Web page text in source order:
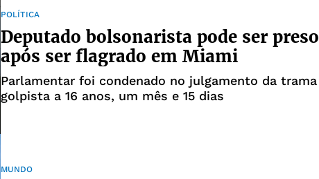
POLÍTICA
Deputado bolsonarista pode ser preso
após ser flagrado em Miami
Parlamentar foi condenado no julgamento da trama
golpista a 16 anos, um mês e 15 dias
MUNDO